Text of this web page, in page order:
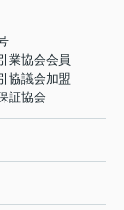
業協会会員
協議会加盟
証協会